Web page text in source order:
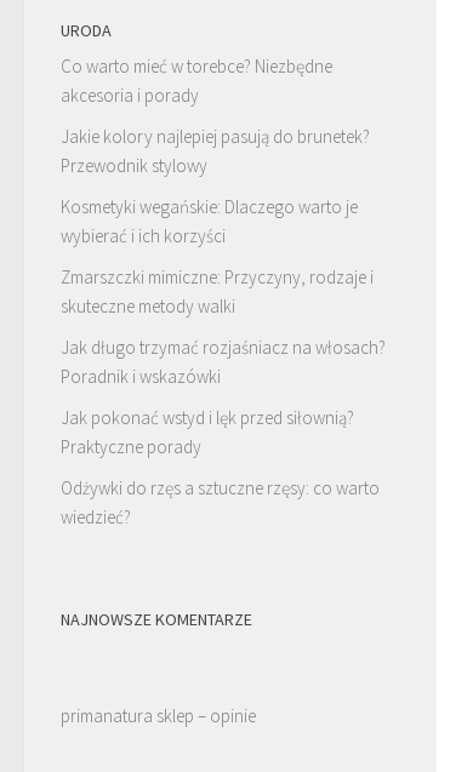
URODA
Co warto mieć w torebce? Niezbędne
akcesoria i porady
Jakie kolory najlepiej pasują do brunetek?
Przewodnik stylowy
Kosmetyki wegańskie: Dlaczego warto je
wybierać i ich korzyści
Zmarszczki mimiczne: Przyczyny, rodzaje i
skuteczne metody walki
Jak długo trzymać rozjaśniacz na włosach?
Poradnik i wskazówki
Jak pokonać wstyd i lęk przed siłownią?
Praktyczne porady
Odżywki do rzęs a sztuczne rzęsy: co warto
wiedzieć?
NAJNOWSZE KOMENTARZE
primanatura sklep – opinie